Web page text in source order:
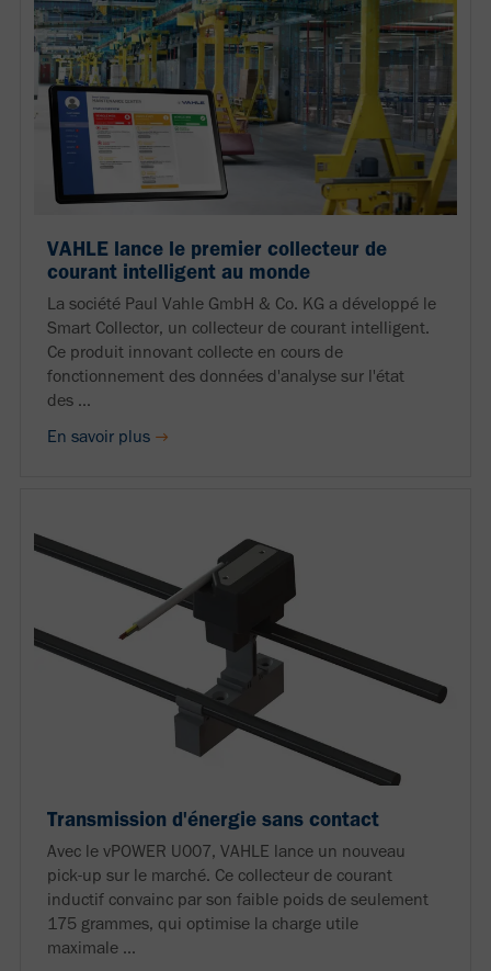
VAHLE lance le premier collecteur de
courant intelligent au monde
La société Paul Vahle GmbH & Co. KG a développé le
Smart Collector, un collecteur de courant intelligent.
Ce produit innovant collecte en cours de
fonctionnement des données d'analyse sur l'état
des ...
En savoir plus
Transmission d'énergie sans contact
Avec le vPOWER U007, VAHLE lance un nouveau
pick-up sur le marché. Ce collecteur de courant
inductif convainc par son faible poids de seulement
175 grammes, qui optimise la charge utile
maximale ...